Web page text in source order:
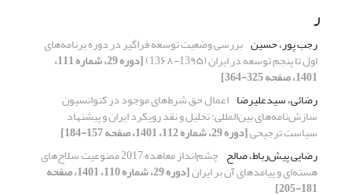
ر
رجب پور، حسین بررسی وضعیت توسعه فراگیر در دوره برنامه‌های
اول تا پنجم توسعه در ایران (13۹۵-13۶۸) [دوره 29، شماره 111،
1401، صفحه 325-364]
رضائی، سیدعلیرضا اعمال حق شرط‌های موجود در کنوانسیون
سازش‌نامه‌های ‌بین‌المللی: تحلیل و نقد رویکرد ایران و پیشنهاد
سیاست ترجیحی[دوره 29، شماره 112، 1401، صفحه 157-184]
رضایی پیش‌رباط، صالح
چشم‌انداز معاهده 2017 ممنوعیت سلاح‌های
هسته‌ای و پیامدهای آن بر ایران [دوره 29، شماره 110، 1401، صفحه
181-205]